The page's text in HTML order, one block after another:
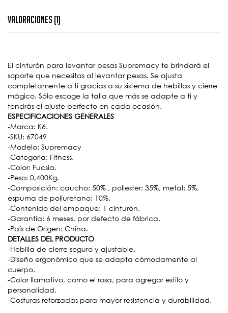
Valoraciones (1)
El cinturón para levantar pesas Supremacy te brindará el
soporte que necesitas al levantar pesas. Se ajusta
completamente a ti gracias a su sistema de hebillas y cierre
mágico. Sólo escoge la talla que más se adapte a ti y
tendrás el ajuste perfecto en cada ocasión.
ESPECIFICACIONES GENERALES
-Marca: K6.
-SKU: 67049
-Modelo: Supremacy
-Categoría: Fitness.
-Color: Fucsia.
-Peso: 0,400Kg.
-Composición: caucho: 50% , poliester: 35%, metal: 5%,
espuma de poliuretano: 10%.
-Contenido del empaque: 1 cinturón.
-Garantía: 6 meses, por defecto de fábrica.
-País de Origen: China.
DETALLES DEL PRODUCTO
-Hebilla de cierre seguro y ajustable.
-Diseño ergonómico que se adapta cómodamente al
cuerpo.
-Color llamativo, como el rosa, para agregar estilo y
personalidad.
-Costuras reforzadas para mayor resistencia y durabilidad.